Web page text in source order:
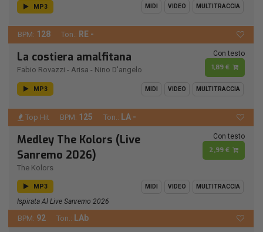
MP3 MIDI VIDEO MULTITRACCIA
BPM: 128 Ton.: RE -
La costiera amalfitana
Fabio Rovazzi - Arisa - Nino D'angelo
Con testo
1,89 €
MP3 MIDI VIDEO MULTITRACCIA
Top Hit BPM: 125 Ton.: LA -
Medley The Kolors (Live
Sanremo 2026)
The Kolors
Con testo
2,99 €
MP3 MIDI VIDEO MULTITRACCIA
Ispirata Al Live Sanremo 2026
BPM: 92 Ton.: LAb